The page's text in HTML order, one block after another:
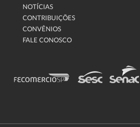
NOTÍCIAS
CONTRIBUIÇÕES
CONVÊNIOS
FALE CONOSCO